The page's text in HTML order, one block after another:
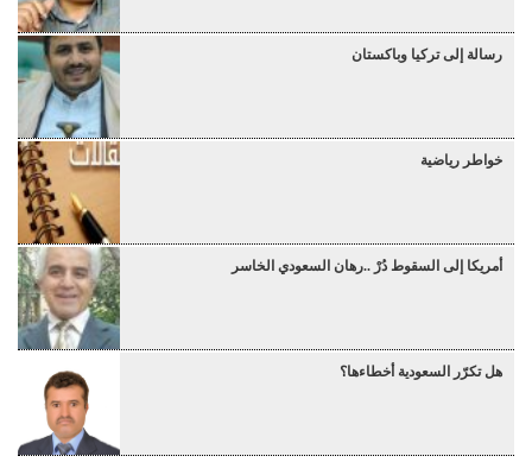
رسالة إلى تركيا وباكستان
خواطر رياضية
أمريكا إلى السقوط دُرْ ..رهان السعودي الخاسر
هل تكرّر السعودية أخطاءها؟